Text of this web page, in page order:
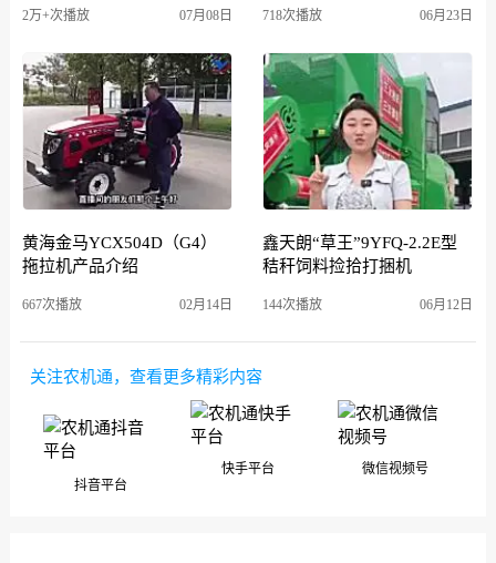
2万+次播放 07月08日 718次播放 06月23日
黄海金马YCX504D（G4）
拖拉机产品介绍
667次播放 02月14日
鑫天朗“草王”9YFQ-2.2E型
秸秆饲料捡拾打捆机
144次播放 06月12日
关注农机通，查看更多精彩内容
抖音平台
快手平台 微信视频号